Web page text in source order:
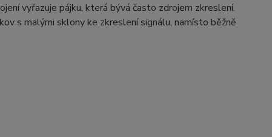
vyřazuje pájku, která bývá často zdrojem zkreslení.
s malými sklony ke zkreslení signálu, namísto běžně